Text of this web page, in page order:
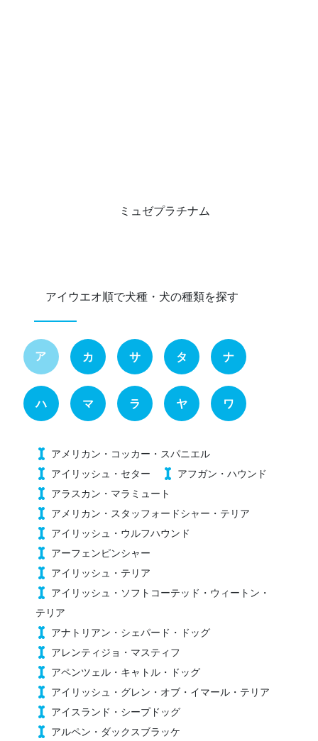
ミュゼプラチナム
アイウエオ順で犬種・犬の種類を探す
ア カ サ タ ナ
ハ マ ラ ヤ ワ
アメリカン・コッカー・スパニエル
アイリッシュ・セター
アフガン・ハウンド
アラスカン・マラミュート
アメリカン・スタッフォードシャー・テリア
アイリッシュ・ウルフハウンド
アーフェンピンシャー
アイリッシュ・テリア
アイリッシュ・ソフトコーテッド・ウィートン・
テリア
アナトリアン・シェパード・ドッグ
アレンティジョ・マスティフ
アペンツェル・キャトル・ドッグ
アイリッシュ・グレン・オブ・イマール・テリア
アイスランド・シープドッグ
アルペン・ダックスブラッケ